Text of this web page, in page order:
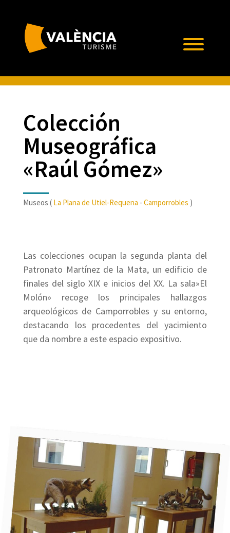
Colección
Museográfica
«Raúl Gómez»
Museos ( La Plana de Utiel-Requena - Camporrobles )
Las colecciones ocupan la segunda planta del
Patronato Martínez de la Mata, un edificio de
finales del siglo XIX e inicios del XX. La sala»El
Molón» recoge los principales hallazgos
arqueológicos de Camporrobles y su entorno,
destacando los procedentes del yacimiento
que da nombre a este espacio expositivo.